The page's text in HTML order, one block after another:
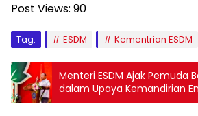
Post Views: 90
Tag: ESDM Kementrian ESDM
Menteri ESDM Ajak Pemuda
dalam Upaya Kemandirian